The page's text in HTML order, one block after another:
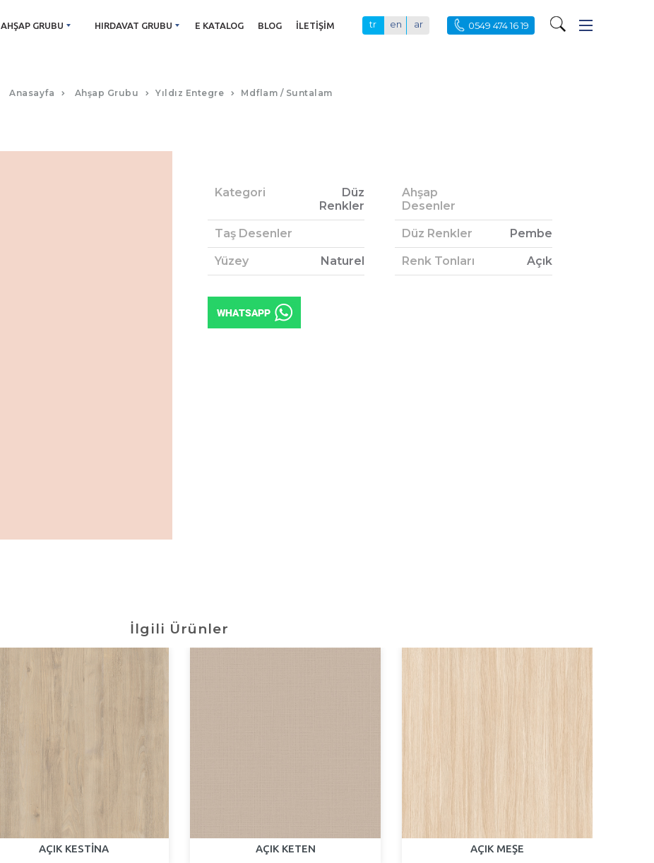
AHŞAP GRUBU HIRDAVAT GRUBU E KATALOG BLOG İLETIŞIM tr en ar 0549 474 16 19
Anasayfa Ahşap Grubu Yıldız Entegre Mdflam / Suntalam
Kategori
Düz
Renkler
Ahşap
Desenler
Taş Desenler Düz Renkler Pembe
Yüzey Naturel Renk Tonları Açık
İlgili Ürünler
AÇIK KESTİNA AÇIK KETEN AÇIK MEŞE